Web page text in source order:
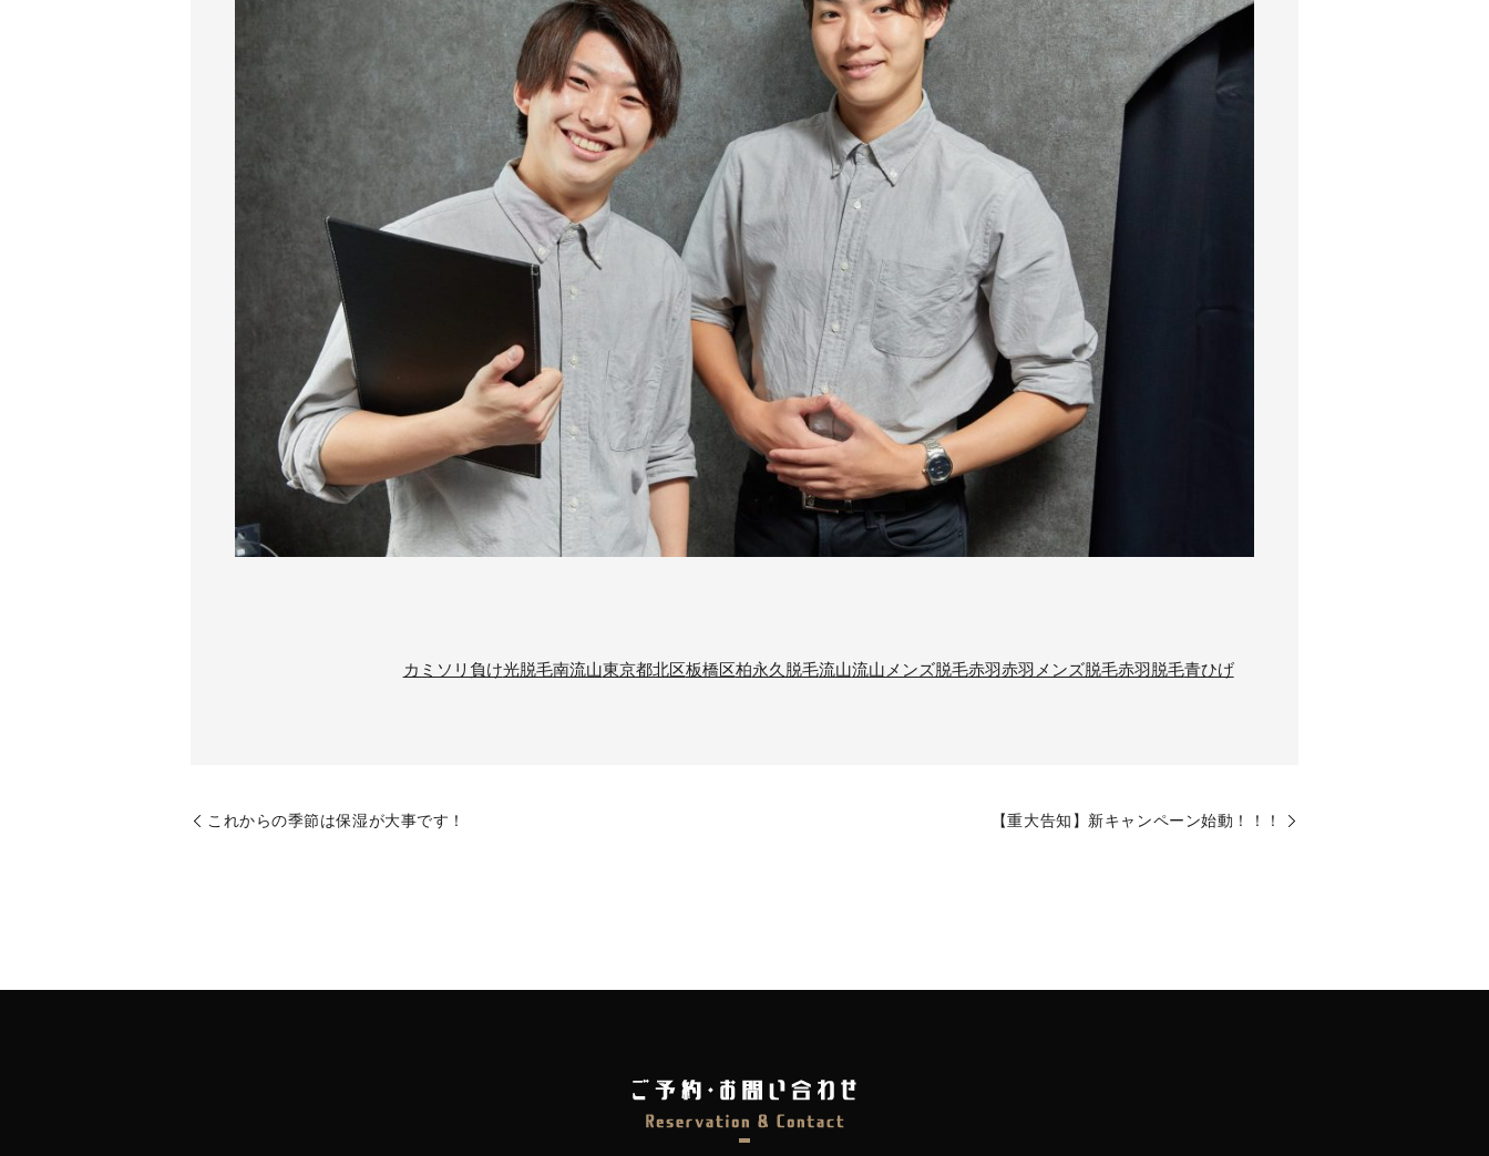
カミソリ負け光脱毛南流山東京都北区板橋区柏永久脱毛流山流山メンズ脱毛赤羽赤羽メンズ脱毛赤羽脱毛青ひげ
これからの季節は保湿が大事です！ 【重大告知】新キャンペーン始動！！！